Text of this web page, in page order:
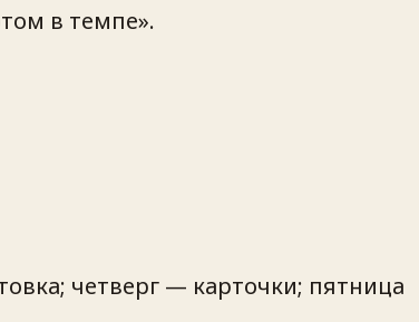
в темпе».
четверг — карточки; пятница